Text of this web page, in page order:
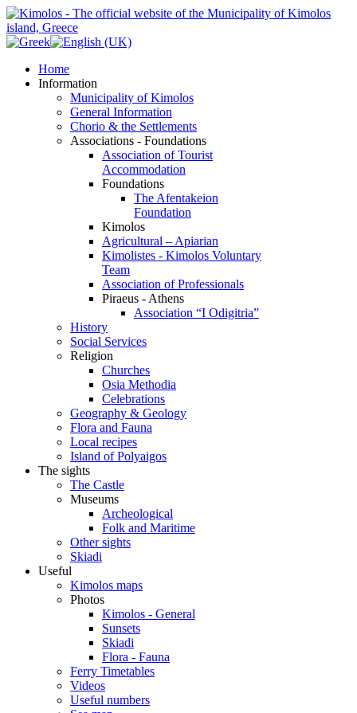
Home
Information
Municipality of Kimolos
General Information
Chorio & the Settlements
Associations - Foundations
Association of Tourist
Accommodation
Foundations
The Afentakeion
Foundation
Kimolos
Agricultural – Apiarian
Kimolistes - Kimolos Voluntary
Team
Association of Professionals
Piraeus - Athens
Association “I Odigitria”
History
Social Services
Religion
Churches
Osia Methodia
Celebrations
Geography & Geology
Flora and Fauna
Local recipes
Island of Polyaigos
The sights
The Castle
Museums
Archeological
Folk and Maritime
Other sights
Skiadi
Useful
Kimolos maps
Photos
Kimolos - General
Sunsets
Skiadi
Flora - Fauna
Ferry Timetables
Videos
Useful numbers